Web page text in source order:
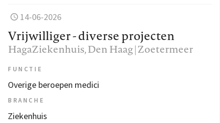
14-06-2026
Vrijwilliger - diverse projecten
HagaZiekenhuis, Den Haag | Zoetermeer
FUNCTIE
Overige beroepen medici
BRANCHE
Ziekenhuis